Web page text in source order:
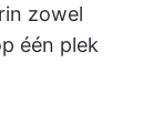
zowel
één plek